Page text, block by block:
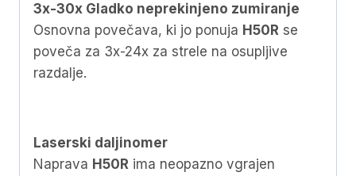
3x-30x Gladko neprekinjeno zumiranje
Osnovna povečava, ki jo ponuja H50R se
poveča za 3x-24x za strele na osupljive
razdalje.
Laserski daljinomer
Naprava H50R ima neopazno vgrajen